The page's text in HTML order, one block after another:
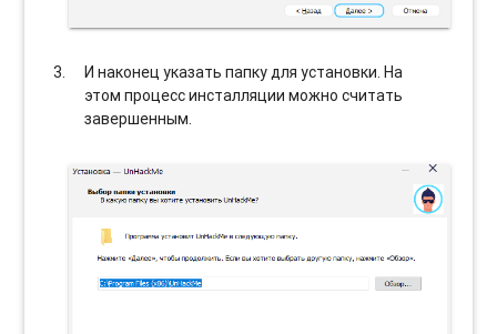
И наконец указать папку для установки. На
этом процесс инсталляции можно считать
завершенным.